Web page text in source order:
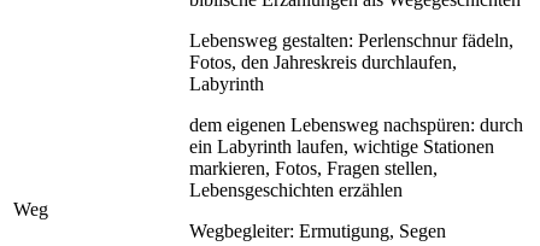
Weg
Lebensweg gestalten: Perlenschnur fädeln,
Fotos, den Jahreskreis durchlaufen,
Labyrinth
dem eigenen Lebensweg nachspüren: durch
ein Labyrinth laufen, wichtige Stationen
markieren, Fotos, Fragen stellen,
Lebensgeschichten erzählen
Wegbegleiter: Ermutigung, Segen